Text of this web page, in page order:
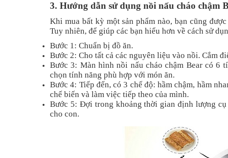
3. Hướng dẫn sử dụng nồi nấu cháo chậm
Khi mua bất kỳ một sản phẩm nào, bạn cũng
Tuy nhiên, để giúp các bạn hiểu hơn về cách sử
Bước 1: Chuẩn bị đồ ăn.
Bước 2: Cho tất cả các nguyên liệu vào nồi. Cắm
Bước 3: Màn hình nồi nấu cháo chậm Bear có 6
chọn tính năng phù hợp với món ăn.
Bước 4: Tiếp đến, có 3 chế độ: hầm chậm, hầm
chế biến và làm việc tiếp theo của mình.
Bước 5: Đợi trong khoảng thời gian định lượng cụ
cho con.